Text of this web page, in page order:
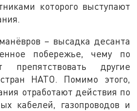
которого выступают
– высадка десанта
побережье, чему по
препятствовать другие
НАТО. Помимо этого,
отработают действия по
кабелей, газопроводов и